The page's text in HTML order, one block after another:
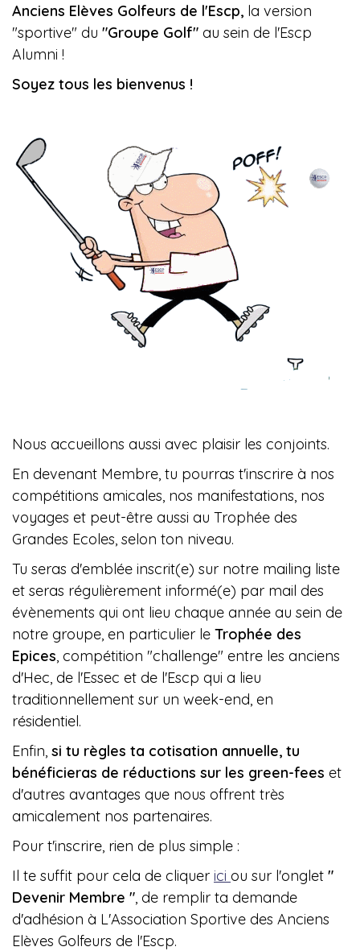
Anciens Elèves Golfeurs de l'Escp, la version
"sportive" du "Groupe Golf" au sein de l'Escp
Alumni !
Soyez tous les bienvenus !
Nous accueillons aussi avec plaisir les conjoints.
En devenant Membre, tu pourras t'inscrire à nos
compétitions amicales, nos manifestations, nos
voyages et peut-être aussi au Trophée des
Grandes Ecoles, selon ton niveau.
Tu seras d'emblée inscrit(e) sur notre mailing liste
et seras régulièrement informé(e) par mail des
évènements qui ont lieu chaque année au sein de
notre groupe, en particulier le Trophée des
Epices, compétition "challenge" entre les anciens
d'Hec, de l'Essec et de l'Escp qui a lieu
traditionnellement sur un week-end, en
résidentiel.
Enfin, si tu règles ta cotisation annuelle, tu
bénéficieras de réductions sur les green-fees et
d'autres avantages que nous offrent très
amicalement nos partenaires.
Pour t'inscrire, rien de plus simple :
Il te suffit pour cela de cliquer ici ou sur l'onglet "
Devenir Membre ", de remplir ta demande
d'adhésion à L'Association Sportive des Anciens
Elèves Golfeurs de l'Escp.